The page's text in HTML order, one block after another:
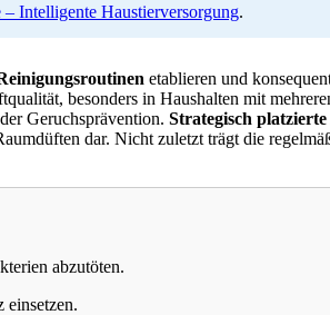
Intelligente Haustierversorgung.
etablieren und
besonders in Haushalten mit
Geruchsprävention. Strategisch
dar. Nicht zuletzt trägt die
abzutöten.